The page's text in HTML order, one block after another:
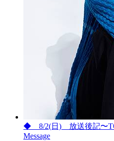
◆ 8/2(日) 放送後記〜
Message